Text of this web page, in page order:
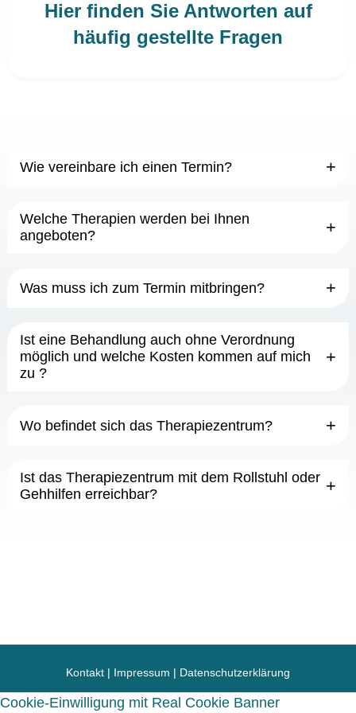
Hier finden Sie Antworten auf
häufig gestellte Fragen
Wie vereinbare ich einen Termin?
Welche Therapien werden bei Ihnen
angeboten?
Was muss ich zum Termin mitbringen?
Ist eine Behandlung auch ohne Verordnung
möglich und welche Kosten kommen auf mich
zu ?
Wo befindet sich das Therapiezentrum?
Ist das Therapiezentrum mit dem Rollstuhl oder
Gehhilfen erreichbar?
Kontakt | Impressum | Datenschutzerklärung
Cookie-Einwilligung mit Real Cookie Banner